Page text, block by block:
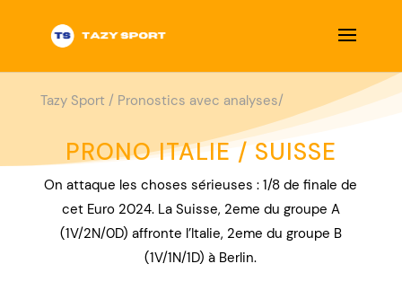
Tazy Sport/ Pronostics avec analyses/
PRONO ITALIE / SUISSE
On attaque les choses sérieuses : 1/8 de finale de
cet Euro 2024. La Suisse, 2eme du groupe A
(1V/2N/0D) affronte l’Italie, 2eme du groupe B
(1V/1N/1D) à Berlin.